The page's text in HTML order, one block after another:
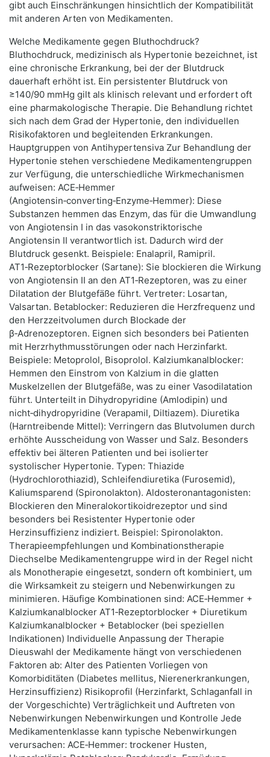
gibt auch Einschränkungen hinsichtlich der Kompatibilität
mit anderen Arten von Medikamenten.
Welche Medikamente gegen Bluthochdruck?
Bluthochdruck, medizinisch als Hypertonie bezeichnet, ist
eine chronische Erkrankung, bei der der Blutdruck
dauerhaft erhöht ist. Ein persistenter Blutdruck von
≥140/90 mmHg gilt als klinisch relevant und erfordert oft
eine pharmakologische Therapie. Die Behandlung richtet
sich nach dem Grad der Hypertonie, den individuellen
Risikofaktoren und begleitenden Erkrankungen.
Hauptgruppen von Antihypertensiva Zur Behandlung der
Hypertonie stehen verschiedene Medikamentengruppen
zur Verfügung, die unterschiedliche Wirkmechanismen
aufweisen: ACE‑Hemmer
(Angiotensin‑converting‑Enzyme‑Hemmer): Diese
Substanzen hemmen das Enzym, das für die Umwandlung
von Angiotensin I in das vasokonstriktorische
Angiotensin II verantwortlich ist. Dadurch wird der
Blutdruck gesenkt. Beispiele: Enalapril, Ramipril.
AT1‑Rezeptorblocker (Sartane): Sie blockieren die Wirkung
von Angiotensin II an den AT1‑Rezeptoren, was zu einer
Dilatation der Blutgefäße führt. Vertreter: Losartan,
Valsartan. Betablocker: Reduzieren die Herzfrequenz und
den Herzzeitvolumen durch Blockade der
β‑Adrenozeptoren. Eignen sich besonders bei Patienten
mit Herzrhythmusstörungen oder nach Herzinfarkt.
Beispiele: Metoprolol, Bisoprolol. Kalziumkanalblocker:
Hemmen den Einstrom von Kalzium in die glatten
Muskelzellen der Blutgefäße, was zu einer Vasodilatation
führt. Unterteilt in Dihydropyridine (Amlodipin) und
nicht‑dihydropyridine (Verapamil, Diltiazem). Diuretika
(Harntreibende Mittel): Verringern das Blutvolumen durch
erhöhte Ausscheidung von Wasser und Salz. Besonders
effektiv bei älteren Patienten und bei isolierter
systolischer Hypertonie. Typen: Thiazide
(Hydrochlorothiazid), Schleifendiuretika (Furosemid),
Kaliumsparend (Spironolakton). Aldosteronantagonisten:
Blockieren den Mineralokortikoidrezeptor und sind
besonders bei Resistenter Hypertonie oder
Herzinsuffizienz indiziert. Beispiel: Spironolakton.
Therapieempfehlungen und Kombinationstherapie
Diechselbe Medikamentengruppe wird in der Regel nicht
als Monotherapie eingesetzt, sondern oft kombiniert, um
die Wirksamkeit zu steigern und Nebenwirkungen zu
minimieren. Häufige Kombinationen sind: ACE‑Hemmer +
Kalziumkanalblocker AT1‑Rezeptorblocker + Diuretikum
Kalziumkanalblocker + Betablocker (bei speziellen
Indikationen) Individuelle Anpassung der Therapie
Dieuswahl der Medikamente hängt von verschiedenen
Faktoren ab: Alter des Patienten Vorliegen von
Komorbiditäten (Diabetes mellitus, Nierenerkrankungen,
Herzinsuffizienz) Risikoprofil (Herzinfarkt, Schlaganfall in
der Vorgeschichte) Verträglichkeit und Auftreten von
Nebenwirkungen Nebenwirkungen und Kontrolle Jede
Medikamentenklasse kann typische Nebenwirkungen
verursachen: ACE‑Hemmer: trockener Husten,